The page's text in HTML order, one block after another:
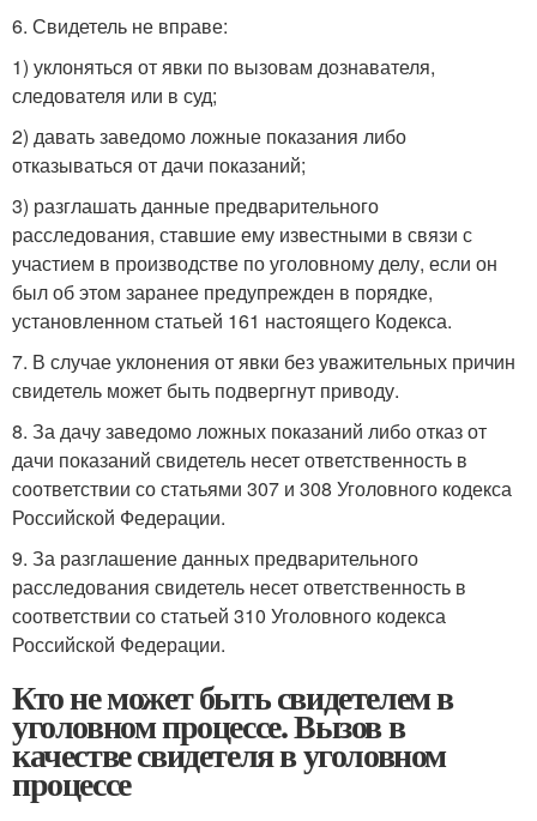
6. Свидетель не вправе:
1) уклоняться от явки по вызовам дознавателя,
следователя или в суд;
2) давать заведомо ложные показания либо
отказываться от дачи показаний;
3) разглашать данные предварительного
расследования, ставшие ему известными в связи с
участием в производстве по уголовному делу, если он
был об этом заранее предупрежден в порядке,
установленном статьей 161 настоящего Кодекса.
7. В случае уклонения от явки без уважительных причин
свидетель может быть подвергнут приводу.
8. За дачу заведомо ложных показаний либо отказ от
дачи показаний свидетель несет ответственность в
соответствии со статьями 307 и 308 Уголовного кодекса
Российской Федерации.
9. За разглашение данных предварительного
расследования свидетель несет ответственность в
соответствии со статьей 310 Уголовного кодекса
Российской Федерации.
Кто не может быть свидетелем в
уголовном процессе. Вызов в
качестве свидетеля в уголовном
процессе